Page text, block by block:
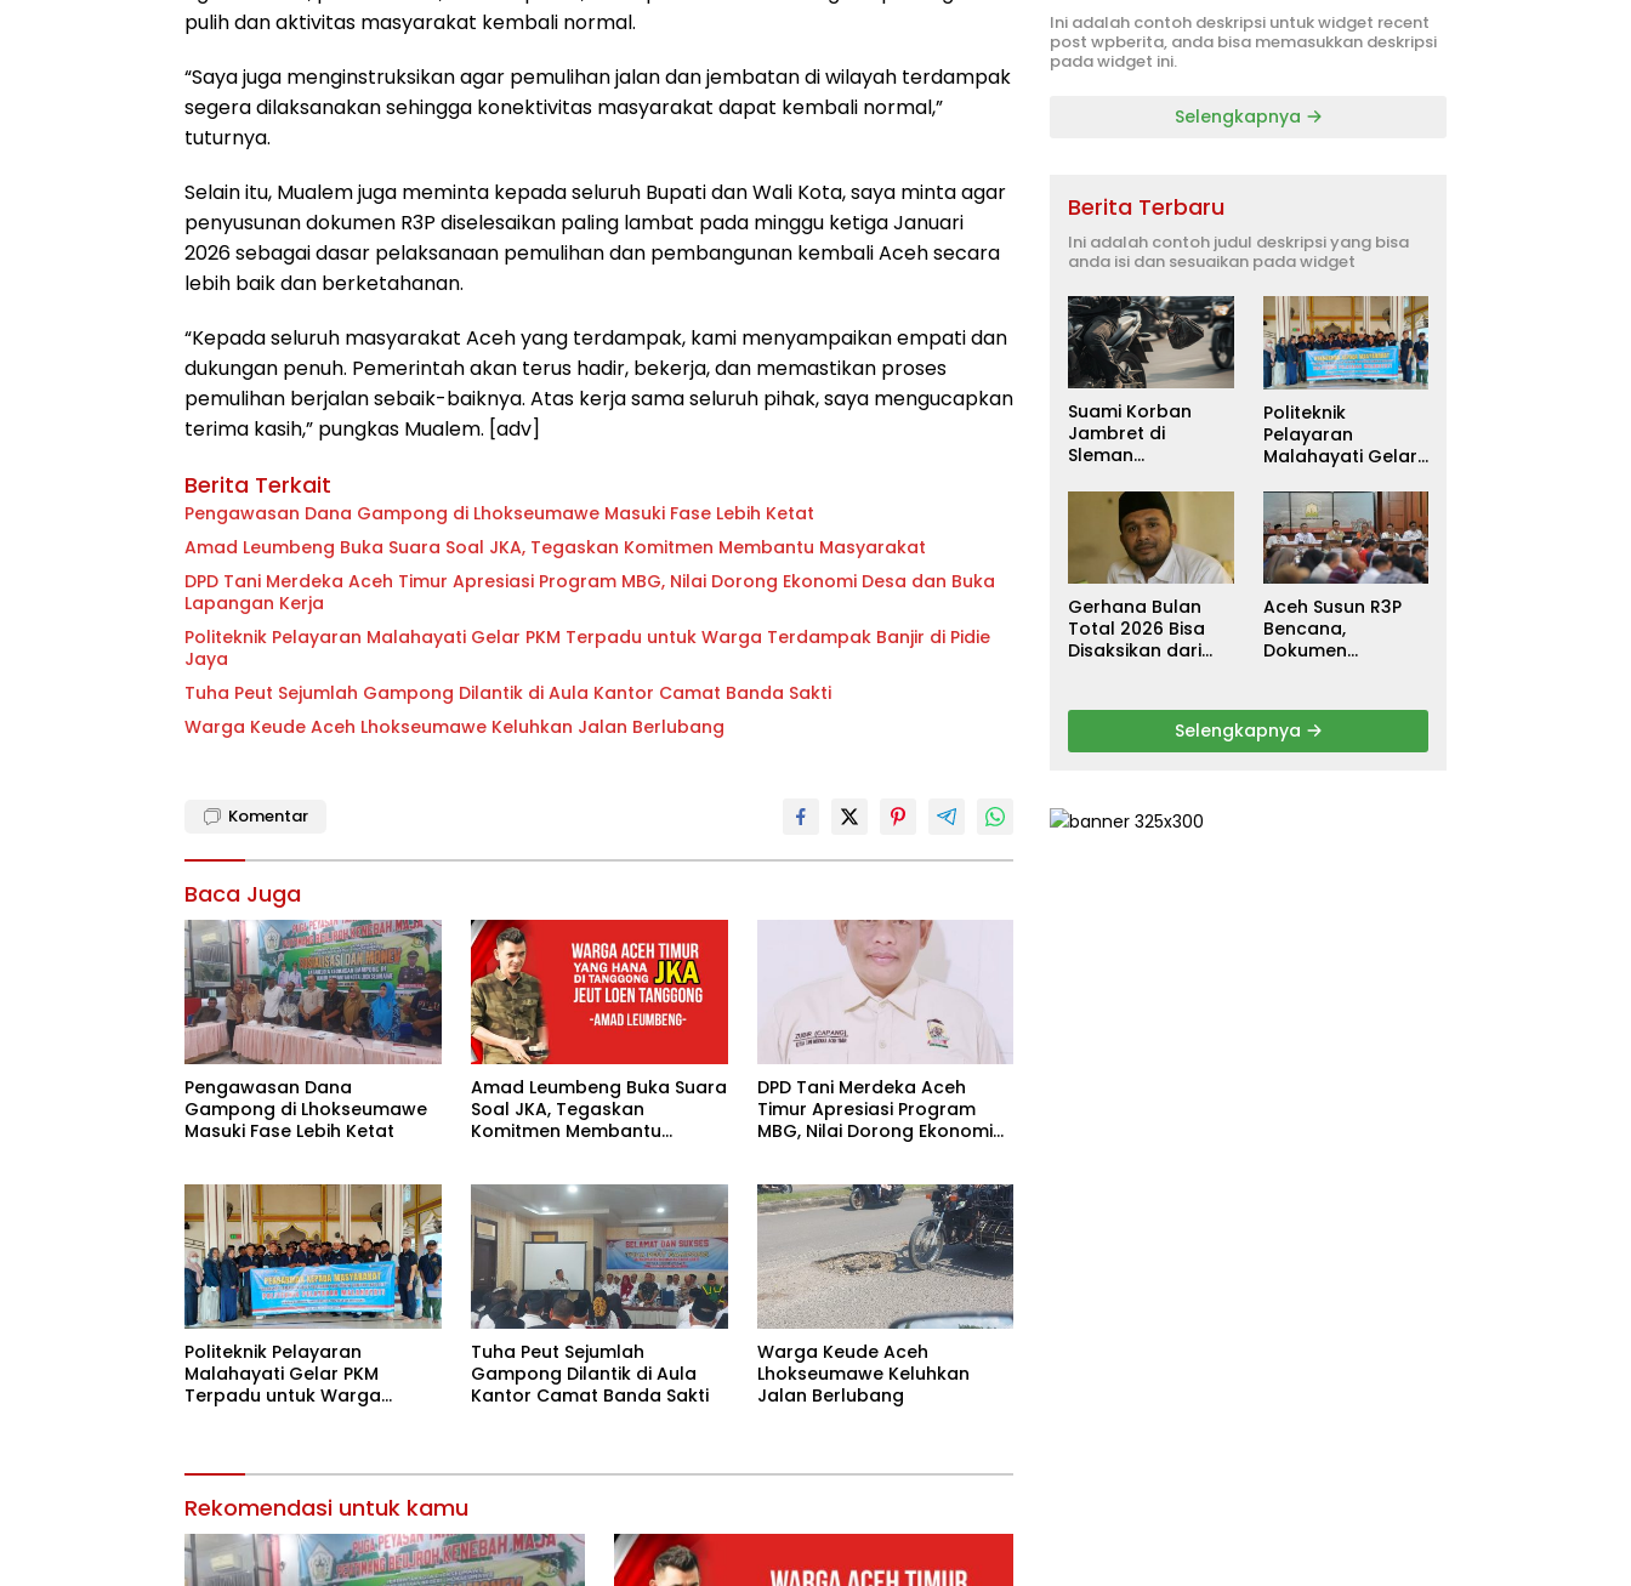
pulih dan aktivitas masyarakat kembali normal.
“Saya juga menginstruksikan agar pemulihan jalan dan jembatan di wilayah terdampak
segera dilaksanakan sehingga konektivitas masyarakat dapat kembali normal,”
tuturnya.
Selain itu, Mualem juga meminta kepada seluruh Bupati dan Wali Kota, saya minta agar
penyusunan dokumen R3P diselesaikan paling lambat pada minggu ketiga Januari
2026 sebagai dasar pelaksanaan pemulihan dan pembangunan kembali Aceh secara
lebih baik dan berketahanan.
“Kepada seluruh masyarakat Aceh yang terdampak, kami menyampaikan empati dan
dukungan penuh. Pemerintah akan terus hadir, bekerja, dan memastikan proses
pemulihan berjalan sebaik-baiknya. Atas kerja sama seluruh pihak, saya mengucapkan
terima kasih,” pungkas Mualem. [adv]
Berita Terkait
Pengawasan Dana Gampong di Lhokseumawe Masuki Fase Lebih Ketat
Amad Leumbeng Buka Suara Soal JKA, Tegaskan Komitmen Membantu Masyarakat
DPD Tani Merdeka Aceh Timur Apresiasi Program MBG, Nilai Dorong Ekonomi Desa dan Buka
Lapangan Kerja
Politeknik Pelayaran Malahayati Gelar PKM Terpadu untuk Warga Terdampak Banjir di Pidie
Jaya
Tuha Peut Sejumlah Gampong Dilantik di Aula Kantor Camat Banda Sakti
Warga Keude Aceh Lhokseumawe Keluhkan Jalan Berlubang
Komentar
Baca Juga
Pengawasan Dana
Gampong di Lhokseumawe
Masuki Fase Lebih Ketat
Amad Leumbeng Buka Suara
Soal JKA, Tegaskan
Komitmen Membantu
DPD Tani Merdeka Aceh
Timur Apresiasi Program
MBG, Nilai Dorong Ekonomi
Politeknik Pelayaran
Malahayati Gelar PKM
Terpadu untuk Warga
Tuha Peut Sejumlah
Gampong Dilantik di Aula
Kantor Camat Banda Sakti
Warga Keude Aceh
Lhokseumawe Keluhkan
Jalan Berlubang
Rekomendasi untuk kamu
Ini adalah contoh deskripsi untuk widget recent
post wpberita, anda bisa memasukkan deskripsi
pada widget ini.
Selengkapnya
Berita Terbaru
Ini adalah contoh judul deskripsi yang bisa
anda isi dan sesuaikan pada widget
Suami Korban
Jambret di
Sleman
Sebagai
Tersangka, DPR
Turun Tangan
Cari Keadilan
Politeknik
Pelayaran
Malahayati Gelar
untuk Warga
Terdampak Banjir
di Pidie Jaya
Gerhana Bulan
Total 2026 Bisa
Disaksikan dari
Aceh Susun R3P
Bencana,
Dokumen
Ditarget Rampung
Januari 2026
Selengkapnya